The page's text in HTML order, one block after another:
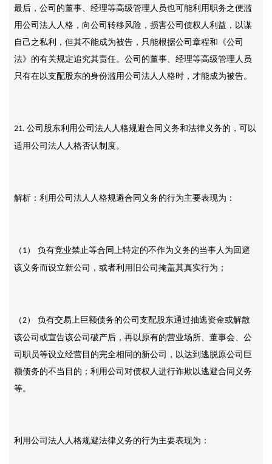
最后，公司的董事、经理等高级管理人员也可能利用职务之便滥
用公司法人人格，向公司转移风险，损害公司债权人利益，以谋
自己之私利，但其不能成为被告，只能根据公司章程和《公司
法》的有关规定追究其责任。公司的董事、经理等高级管理人员
只有在以支配股东的身份滥用公司法人人格时，才能成为被告。
21.公司股东利用公司法人人格规避合同义务和法律义务的，可以
适用公司法人人格否认制度。
解析：利用公司法人人格规避合同义务的行为主要表现为：
（ 1） 负有竞业禁止等合同上特定的不作为义务的当事人为回避
该义务而设立新公司，或者利用旧公司掩盖其真实行为；
（2） 负有交易上巨额债务的公司支配股东通过抽逃资金或解散
该公司或宣告该公司破产后，再以原有的营业场所、董事会、公
司职员等设立经营目的完全相同的新公司，以达到逃脱原公司巨
额债务的不当目的；利用公司对债权人进行诈欺以逃避合同义务
等。
利用公司法人人格规避法律义务的行为主要表现为：